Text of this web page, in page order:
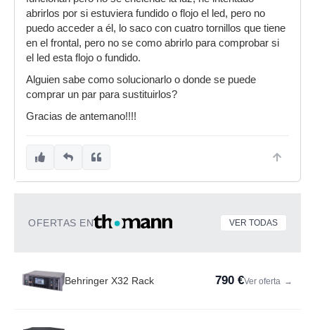
abrirlos por si estuviera fundido o flojo el led, pero no
puedo acceder a él, lo saco con cuatro tornillos que tiene
en el frontal, pero no se como abrirlo para comprobar si
el led esta flojo o fundido.
Alguien sabe como solucionarlo o donde se puede
comprar un par para sustituirlos?
Gracias de antemano!!!!
OFERTAS EN VER TODAS
Behringer X32 Rack 790 €Ver oferta →